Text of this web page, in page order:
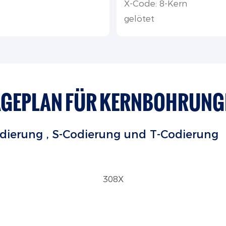
X-Code: 8-Kern
gelötet
FÜR
, S-Codierung und T-Codierung
308X